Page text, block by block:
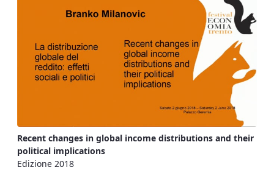
Recent changes in global income distributions and their
political implications
Edizione 2018